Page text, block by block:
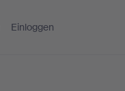
Einloggen